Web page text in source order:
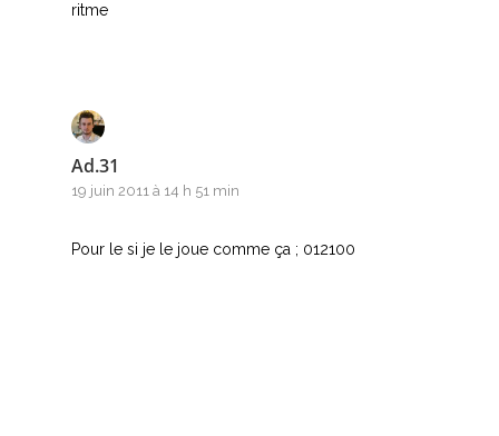
ritme
Ad.31
19 juin 2011 à 14 h 51 min
Pour le si je le joue comme ça ; 012100